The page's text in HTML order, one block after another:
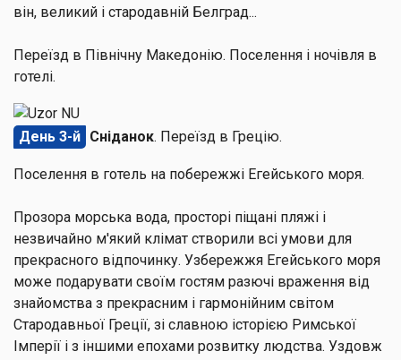
він, великий і стародавній Белград...
Переїзд в Північну Македонію. Поселення і ночівля в
готелі.
День 3-й Сніданок. Переїзд в Грецію.
Поселення в готель на побережжі Егейського моря.
Прозора морська вода, просторі піщані пляжі і
незвичайно м'який клімат створили всі умови для
прекрасного відпочинку. Узбережжя Егейського моря
може подарувати своїм гостям разючі враження від
знайомства з прекрасним і гармонійним світом
Стародавньої Греції, зі славною історією Римської
Імперії і з іншими епохами розвитку людства. Уздовж